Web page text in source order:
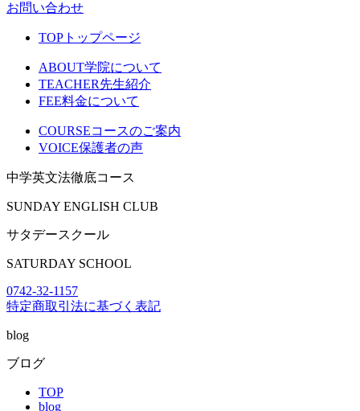
お問い合わせ
TOP トップページ
ABOUT学院について
TEACHER先生紹介
FEE料金について
COURSEコースのご案内
VOICE保護者の声
中学英文法徹底コース
SUNDAY ENGLISH CLUB
サタデースクール
SATURDAY SCHOOL
0742-32-1157
特定商取引法に基づく表記
blog
ブログ
TOP
blog